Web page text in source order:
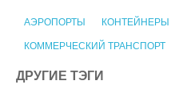
АЭРОПОРТЫ КОНТЕЙНЕРЫ
КОММЕРЧЕСКИЙ ТРАНСПОРТ
ДРУГИЕ ТЭГИ